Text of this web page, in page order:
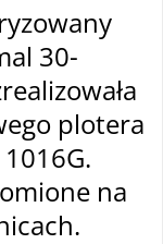
30-
plotera
na